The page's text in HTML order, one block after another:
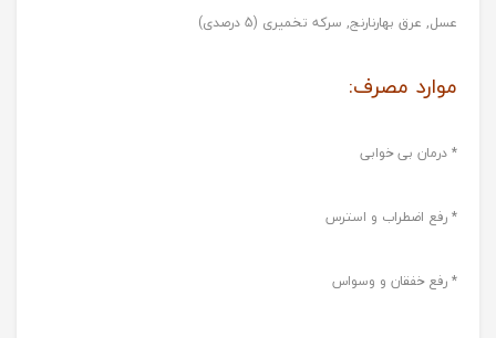
عسل, عرق بهارنارنج, سرکه تخمیری (5 درصدی)
موارد مصرف:
* درمان بی خوابی
* رفع اضطراب و استرس
* رفع خفقان و وسواس